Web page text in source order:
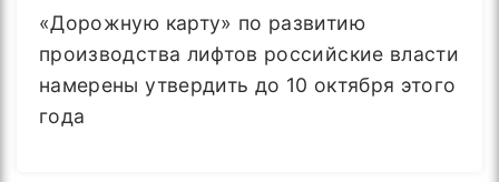
«Дорожную карту» по развитию
производства лифтов российские власти
намерены утвердить до 10 октября этого
года